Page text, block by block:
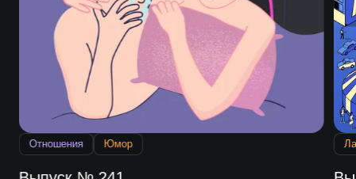
Отношения Юмор